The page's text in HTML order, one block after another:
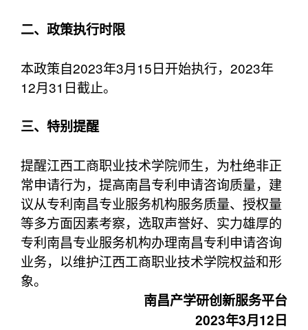
二、政策执行时限
本政策自2023年3月15日开始执行，2023年
12月31日截止。
三、特别提醒
提醒江西工商职业技术学院师生，为杜绝非正
常申请行为，提高南昌专利申请咨询质量，建
议从专利南昌专业服务机构服务质量、授权量
等多方面因素考察，选取声誉好、实力雄厚的
专利南昌专业服务机构办理南昌专利申请咨询
业务，以维护江西工商职业技术学院权益和形
象。
南昌产学研创新服务平台
2023年3月12日